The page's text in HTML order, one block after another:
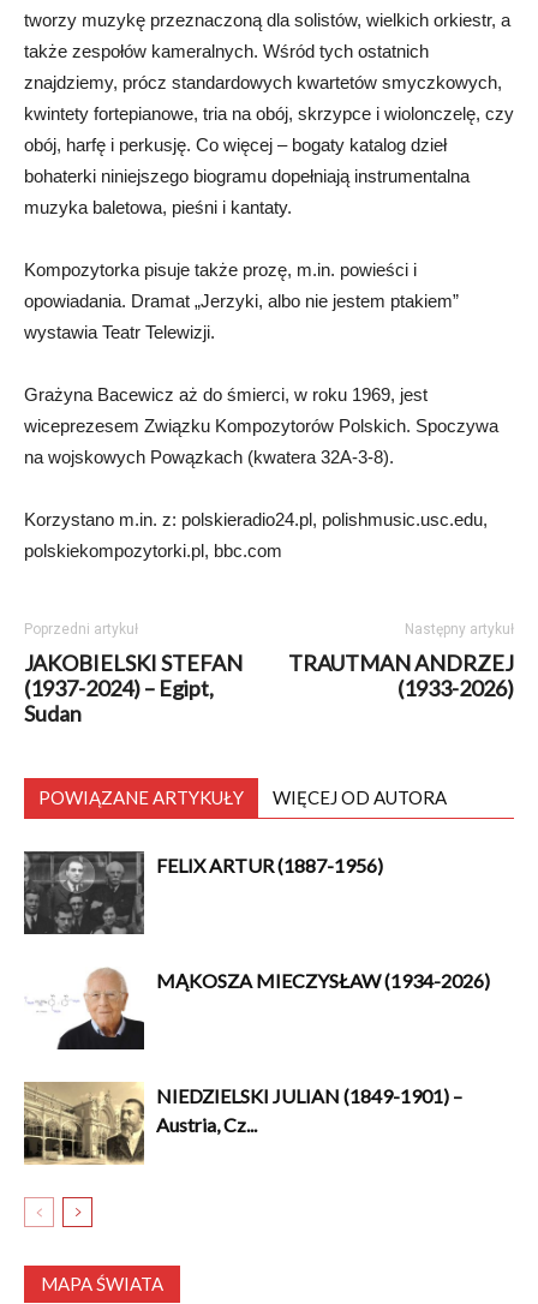
tworzy muzykę przeznaczoną dla solistów, wielkich orkiestr, a
także zespołów kameralnych. Wśród tych ostatnich
znajdziemy, prócz standardowych kwartetów smyczkowych,
kwintety fortepianowe, tria na obój, skrzypce i wiolonczelę, czy
obój, harfę i perkusję. Co więcej – bogaty katalog dzieł
bohaterki niniejszego biogramu dopełniają instrumentalna
muzyka baletowa, pieśni i kantaty.
Kompozytorka pisuje także prozę, m.in. powieści i
opowiadania. Dramat „Jerzyki, albo nie jestem ptakiem”
wystawia Teatr Telewizji.
Grażyna Bacewicz aż do śmierci, w roku 1969, jest
wiceprezesem Związku Kompozytorów Polskich. Spoczywa
na wojskowych Powązkach (kwatera 32A-3-8).
Korzystano m.in. z: polskieradio24.pl, polishmusic.usc.edu,
polskiekompozytorki.pl, bbc.com
Poprzedni artykuł
JAKOBIELSKI STEFAN
(1937-2024) – Egipt,
Sudan
Następny artykuł
TRAUTMAN ANDRZEJ
(1933-2026)
POWIĄZANE ARTYKUŁY WIĘCEJ OD AUTORA
FELIX ARTUR (1887-1956)
MĄKOSZA MIECZYSŁAW (1934-2026)
NIEDZIELSKI JULIAN (1849-1901) –
Austria, Cz...
MAPA ŚWIATA